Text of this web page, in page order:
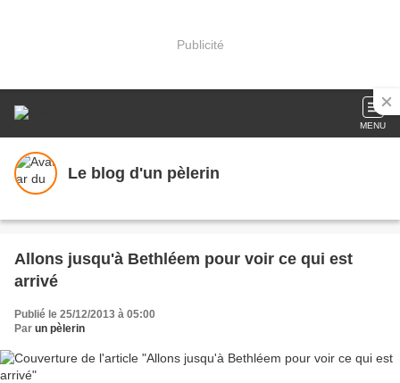
Publicité
MENU
Le blog d'un pèlerin
Allons jusqu'à Bethléem pour voir ce qui est
arrivé
Publié le 25/12/2013 à 05:00
Par un pèlerin